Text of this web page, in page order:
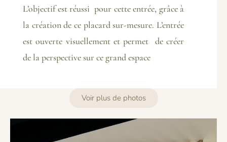
L’objectif est réussi pour cette entrée, grâce à
la création de ce placard sur-mesure. L’entrée
est ouverte visuellement et permet de créer
de la perspective sur ce grand espace
Voir plus de photos